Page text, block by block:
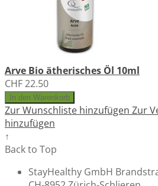
Arve Bio ätherisches Öl 10ml
CHF 22.50
In den Warenkorb
Zur Wunschliste hinzufügen Zur
hinzufügen
↑
Back to Top
StayHealthy GmbH